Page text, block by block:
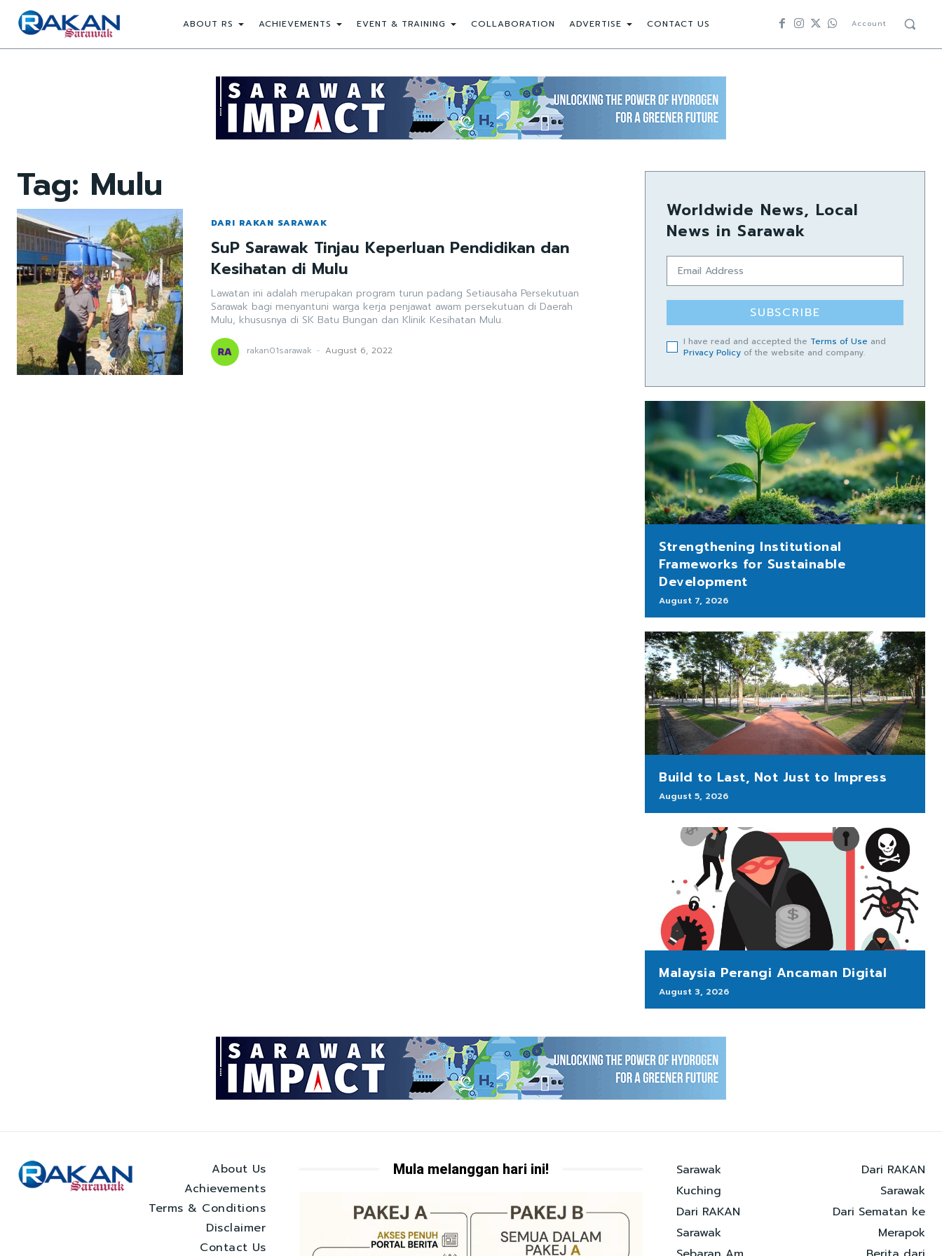
ABOUT RS ACHIEVEMENTS EVENT & TRAINING COLLABORATION ADVERTISE CONTACT US Account
Tag: Mulu
DARI RAKAN SARAWAK
SuP Sarawak Tinjau Keperluan Pendidikan dan
Kesihatan di Mulu
Lawatan ini adalah merupakan program turun padang Setiausaha Persekutuan
Sarawak bagi menyantuni warga kerja penjawat awam persekutuan di Daerah
Mulu, khususnya di SK Batu Bungan dan Klinik Kesihatan Mulu.
rakan01sarawak - August 6, 2022
Worldwide News, Local
News in Sarawak
SUBSCRIBE
I have read and accepted the Terms of Use and
Privacy Policy of the website and company.
Strengthening Institutional
Frameworks for Sustainable
Development
August 7, 2026
Build to Last, Not Just to Impress
August 5, 2026
Malaysia Perangi Ancaman Digital
August 3, 2026
About Us
Achievements
Terms & Conditions
Disclaimer
Contact Us
Mula melanggan hari ini!
Sarawak
Kuching
Dari RAKAN
Sarawak
Dari RAKAN
Sarawak
Dari Sematan ke
Merapok